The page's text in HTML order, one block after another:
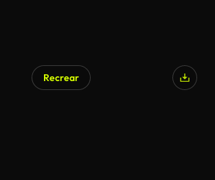
Recrear